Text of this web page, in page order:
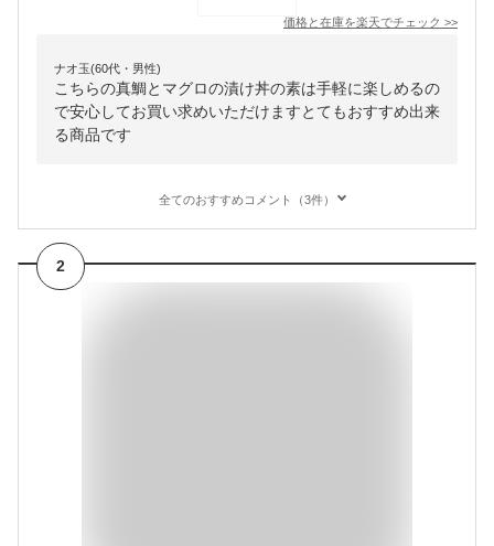
価格と在庫を楽天でチェック >>
ナオ玉(60代・男性)
こちらの真鯛とマグロの漬け丼の素は手軽に楽しめるの
で安心してお買い求めいただけますとてもおすすめ出来
る商品です
全てのおすすめコメント（3件）
2